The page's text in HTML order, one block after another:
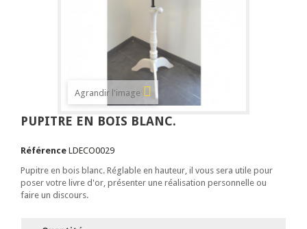
Agrandir l'image
PUPITRE EN BOIS BLANC.
Référence LDECO0029
Pupitre en bois blanc. Réglable en hauteur, il vous sera utile pour
poser votre livre d'or, présenter une réalisation personnelle ou
faire un discours.